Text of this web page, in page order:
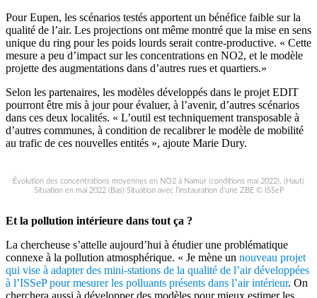
Pour Eupen, les scénarios testés apportent un bénéfice faible sur la
qualité de l’air. Les projections ont même montré que la mise en sens
unique du ring pour les poids lourds serait contre-productive. « Cette
mesure a peu d’impact sur les concentrations en NO2, et le modèle
projette des augmentations dans d’autres rues et quartiers.»
Selon les partenaires, les modèles développés dans le projet EDIT
pourront être mis à jour pour évaluer, à l’avenir, d’autres scénarios
dans ces deux localités. « L’outil est techniquement transposable à
d’autres communes, à condition de recalibrer le modèle de mobilité
au trafic de ces nouvelles entités », ajoute Marie Dury.
Évolution des concentrations moyennes en NO2 à Namur (conditions mai 2022). (Haut)
Situation en mai 2022 (Bas) Situation avec l’instauration d’une ZBE © ISSeP
Et la pollution intérieure dans tout ça ?
La chercheuse s’attelle aujourd’hui à étudier une problématique
connexe à la pollution atmosphérique. « Je mène un nouveau projet
qui vise à adapter des mini-stations de la qualité de l’air développées
à l’ISSeP pour mesurer les polluants présents dans l’air intérieur. On
cherchera aussi à développer des modèles pour mieux estimer les